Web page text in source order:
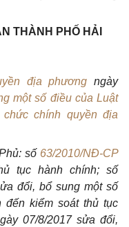
THÀNH PHỐ HẢI
địa phươngngày
một số điều của Luật
chính quyền địa
số 63/2010/NĐ-CP
tục hành chính; số
đổi, bổ sung một số
đến kiểm soát thủ tục
07/8/2017 sửa đổi,